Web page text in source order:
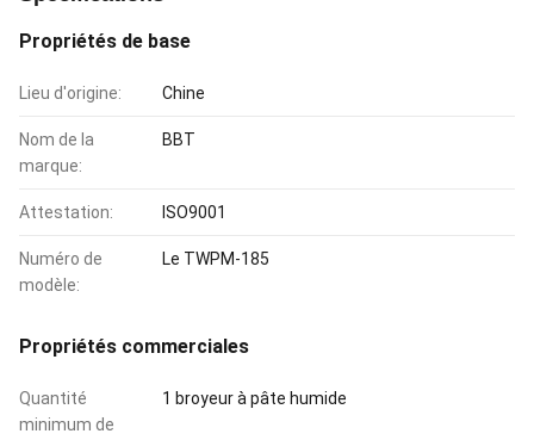
Propriétés de base
Lieu d'origine: Chine
Nom de la
marque:
BBT
Attestation: ISO9001
Numéro de
modèle:
Le TWPM-185
Propriétés commerciales
Quantité
minimum de
1 broyeur à pâte humide